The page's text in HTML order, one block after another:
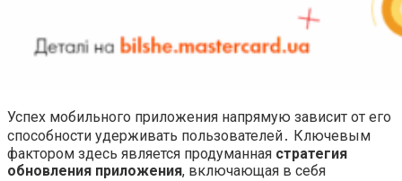
Успех мобильного приложения напрямую зависит от его
способности удерживать пользователей․ Ключевым
фактором здесь является продуманная стратегия
обновления приложения, включающая в себя